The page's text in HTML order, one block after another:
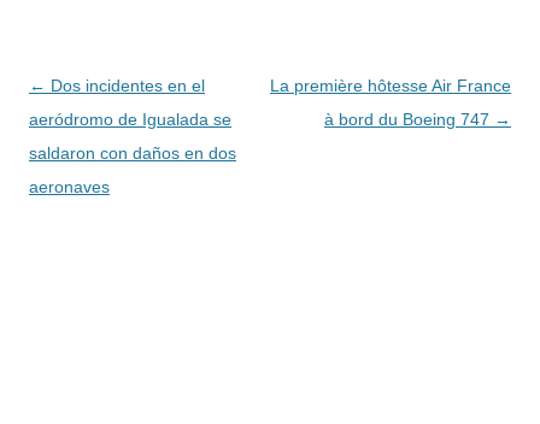
Navegación
de
entradas
← Dos incidentes en el
aeródromo de Igualada se
saldaron con daños en dos
aeronaves
La première hôtesse Air France
à bord du Boeing 747 →